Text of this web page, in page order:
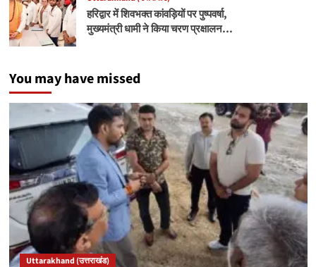
हरिद्वार में शिवभक्त कांवड़ियों पर पुष्पवर्षा,
मुख्यमंत्री धामी ने किया चरण प्रक्षालन…
You may have missed
Uttarakhand (उत्तराखंड)